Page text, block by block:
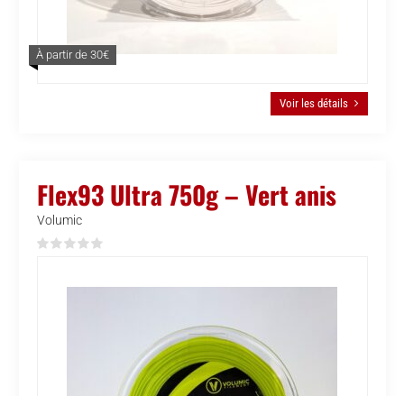
À partir de 30€
Voir les détails
Flex93 Ultra 750g – Vert anis
Volumic